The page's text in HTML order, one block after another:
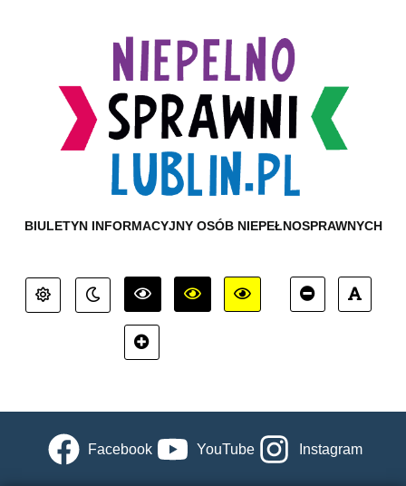
BIULETYN INFORMACYJNY OSÓB NIEPEŁNOSPRAWNYCH
Facebook YouTube Instagram